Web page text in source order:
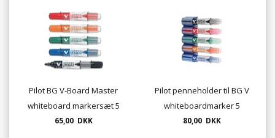
Pilot BG V-Board Master
whiteboard markersæt 5
penne - rund el. kantet
65,00 DKK
Pilot penneholder til BG V
whiteboardmarker 5
penne magnetisk
80,00 DKK